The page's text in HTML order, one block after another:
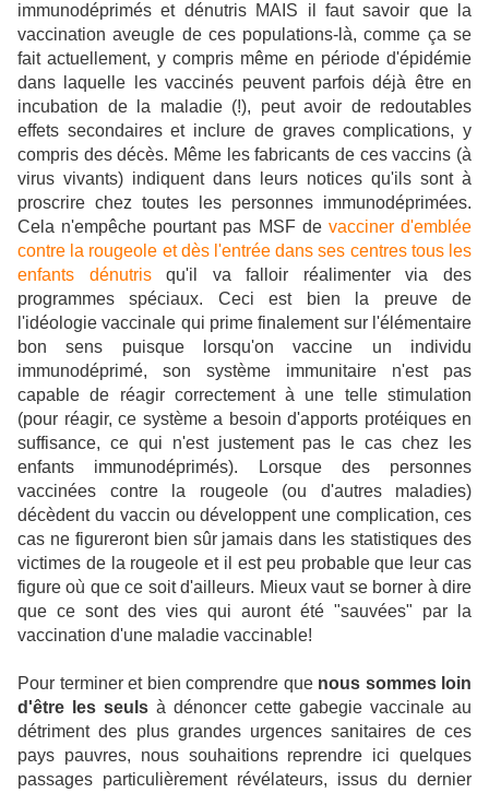
immunodéprimés et dénutris MAIS il faut savoir que la
vaccination aveugle de ces populations-là, comme ça se
fait actuellement, y compris même en période d'épidémie
dans laquelle les vaccinés peuvent parfois déjà être en
incubation de la maladie (!), peut avoir de redoutables
effets secondaires et inclure de graves complications, y
compris des décès. Même les fabricants de ces vaccins (à
virus vivants) indiquent dans leurs notices qu'ils sont à
proscrire chez toutes les personnes immunodéprimées.
Cela n'empêche pourtant pas MSF de vacciner d'emblée
contre la rougeole et dès l'entrée dans ses centres tous les
enfants dénutrisqu'il va falloir réalimenter via des
programmes spéciaux. Ceci est bien la preuve de
l'idéologie vaccinale qui prime finalement sur l'élémentaire
bon sens puisque lorsqu'on vaccine un individu
immunodéprimé, son système immunitaire n'est pas
capable de réagir correctement à une telle stimulation
(pour réagir, ce système a besoin d'apports protéiques en
suffisance, ce qui n'est justement pas le cas chez les
enfants immunodéprimés). Lorsque des personnes
vaccinées contre la rougeole (ou d'autres maladies)
décèdent du vaccin ou développent une complication, ces
cas ne figureront bien sûr jamais dans les statistiques des
victimes de la rougeole et il est peu probable que leur cas
figure où que ce soit d'ailleurs. Mieux vaut se borner à dire
que ce sont des vies qui auront été "sauvées" par la
vaccination d'une maladie vaccinable!
Pour terminer et bien comprendre que nous sommes loin
d'être les seuls à dénoncer cette gabegie vaccinale au
détriment des plus grandes urgences sanitaires de ces
pays pauvres, nous souhaitions reprendre ici quelques
passages particulièrement révélateurs, issus du dernier